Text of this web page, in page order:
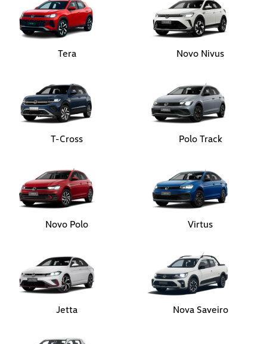
Tera Novo Nivus
T-Cross Polo Track
Novo Polo Virtus
Jetta Nova Saveiro